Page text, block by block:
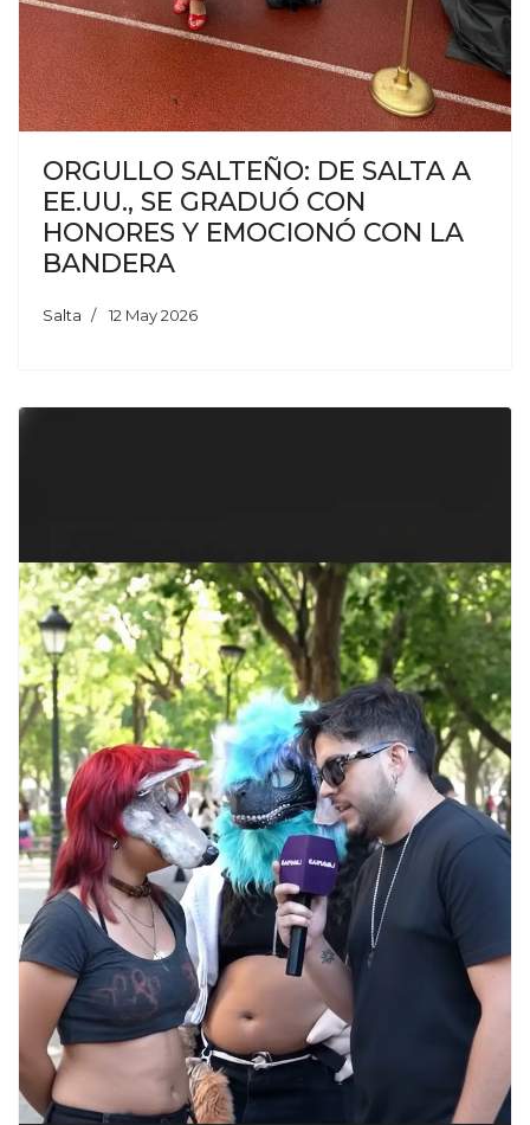
ORGULLO SALTEÑO: DE SALTA A
EE.UU., SE GRADUÓ CON
HONORES Y EMOCIONÓ CON LA
BANDERA
Salta 12 May 2026